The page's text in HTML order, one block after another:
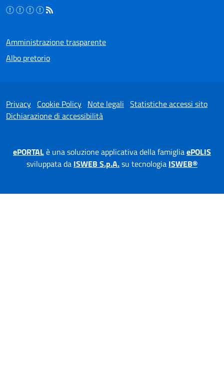
Amministrazione trasparente
Albo pretorio
Privacy Cookie Policy Note legali Statistiche accessi sito
Dichiarazione di accessibilità
ePORTALè una soluzione applicativa della famigliaePOLIS
sviluppata da ISWEB S.p.A.su tecnologia ISWEB®